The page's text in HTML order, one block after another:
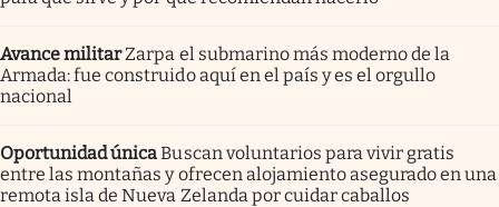
Avance militarZarpa el submarino más moderno de la
Armada: fue construido aquí en el país y es el orgullo
nacional
Oportunidad únicaBuscan voluntarios para vivir gratis
entre las montañas y ofrecen alojamiento asegurado en una
remota isla de Nueva Zelanda por cuidar caballos